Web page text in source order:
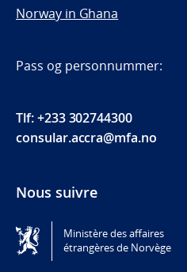
Norway in Ghana
Pass og personnummer:
Tlf: +233 302744300
consular.accra@mfa.no
Nous suivre
The Embassy on Facebook
Tilgjengelighetserklæring /
Ministère des affaires
étrangères de Norvège